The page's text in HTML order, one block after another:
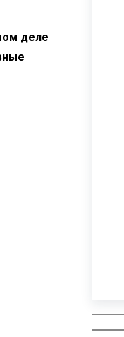
деле